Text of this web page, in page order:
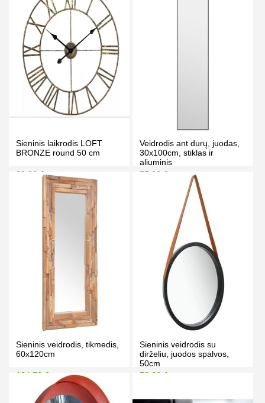
PIRKTI
Sieninis laikrodis LOFT
BRONZE round 50 cm
39.00 €
Kaina prisijungus
49.00 €
Veidrodis ant durų, juodas,
30x100cm, stiklas ir
aliuminis
55.00 €
Kaina prisijungus
65.00 €
PIRKTI
Sieninis veidrodis, tikmedis,
60x120cm
184.50 €
Kaina prisijungus
188.50 €
Sieninis veidrodis su
dirželiu, juodos spalvos,
50cm
59.00 €